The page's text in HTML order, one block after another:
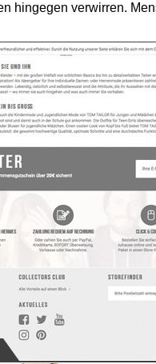
hingegen verwirren.